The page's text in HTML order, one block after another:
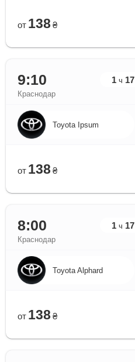
от 138 ₴
9:10 1 ч 17
Краснодар
Toyota Ipsum
от 138 ₴
8:00 1 ч 17
Краснодар
Toyota Alphard
от 138 ₴